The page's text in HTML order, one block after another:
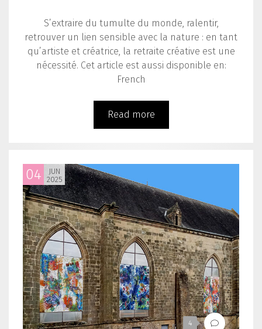
S’extraire du tumulte du monde, ralentir,
retrouver un lien sensible avec la nature : en tant
qu’artiste et créatrice, la retraite créative est une
nécessité. Cet article est aussi disponible en:
French
Read more
04
JUN
2025
4